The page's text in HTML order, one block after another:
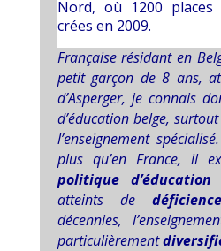
Nord, où 1200 places
crées en 2009.
Française résidant en
petit garçon de 8 ans,
d’Asperger, je connais
d’éducation belge,
l’enseignement
plus qu’en France, il
politique d’éducation
atteints de
décennies,
particulièrement